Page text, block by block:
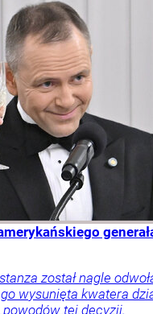
został nagle
wysunięta kwatera
tej decyzji.